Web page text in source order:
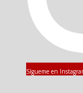
Sígueme en